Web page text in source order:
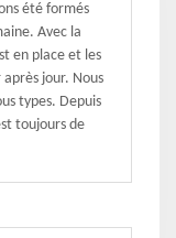
été formés
Avec la
en place et les
jour. Nous
types. Depuis
toujours de